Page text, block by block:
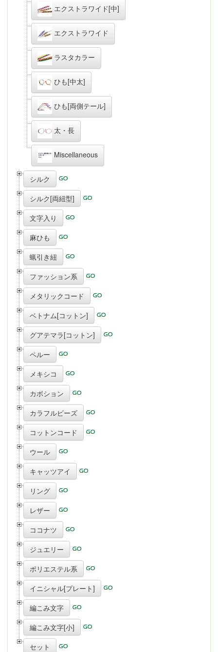
エクストラワイド[中]
エクストラワイド
ラスタカラー
ひも[中太]
ひも[両側テール]
太・長
Miscellaneous
シルク
シルク[両紐型]
文字入り
麻ひも
蝋引き紐
ファッション系
メタリックコード
ベトナム[コットン]
グアテマラ[コットン]
ペルー
メキシコ
カボション
カラフルビーズ
コットンコード
ウール
キャッツアイ
リング
レザー
ココナツ
ジュエリー
ポリエステル系
イニシャル[プレート]
編こみ文字
編こみ文字[小]
セット